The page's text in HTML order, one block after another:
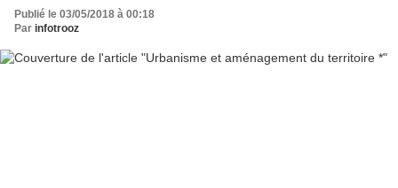
Publié le 03/05/2018 à 00:18
Par infotrooz